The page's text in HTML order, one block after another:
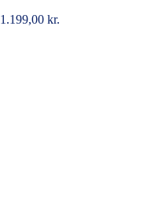
1.199,00 kr.